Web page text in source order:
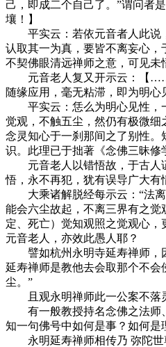
己，即成二个自己了。”谓问者
壤！】
平实云：若依元音者人此说，
认取其一为真，要皆不离妄心，
不契佛眼清远禅师之意，可见未
元音老人复又开示云：【……
随缘应用，毫无粘滞，即为明心
平实云：恁么为明心见性，一
觉观，不触五尘，然仍有极微
念灵知心于一刹那间之了别性
识。此理已于拙著《念佛三昧
元音老人以错悟故，于古人证
悟，永不再犯，犹有误导广大有
大乘诸解脱经每示云：“法离
能会六尘故起，不离三界有之
定、死亡）觉知观照之觉观心
元音老人，亦效此愚人耶？
譬如杭州永明寺延寿禅师，因
延寿禅师是教他去会取那个不会
尘。”
且观永明禅师此一公案不落灵
有一般教授持名念佛之法师、
知一句佛号中如何是事？如何
永明延寿禅师相传乃 弥陀世